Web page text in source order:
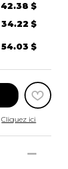
42.38 $
34.22 $
54.03 $
Cliquez ici